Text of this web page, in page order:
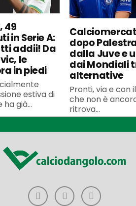
49
in Serie A:
addii! Da
le
in piedi
estiva di
già...
dopo
dalla Juve e
dai Mondiali
alternative
Pronti, via e con
che non è
ritrova...